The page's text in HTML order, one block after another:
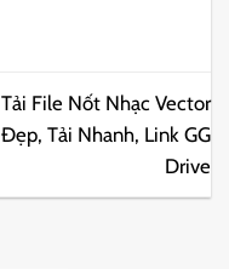
Tải File Nốt Nhạc Vector
Đẹp, Tải Nhanh, Link GG
Drive